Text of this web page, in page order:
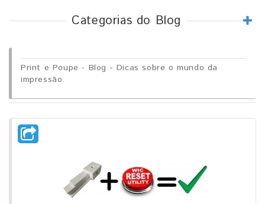
Categorias do Blog
Print e Poupe - Blog - Dicas sobre o mundo da
impressão.